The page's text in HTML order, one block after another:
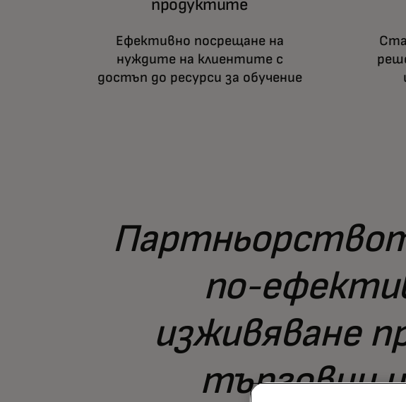
продуктите
Ефективно посрещане на
нуждите на клиентите с
достъп до ресурси за обучение
по-
изживяване
търговци